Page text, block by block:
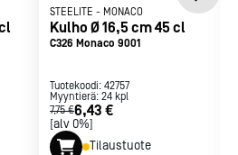
STEELITE - MONACO
Kulho Ø 16,5 cm 45 cl
C326 Monaco 9001
Tuotekoodi: 42757
Myyntierä: 24 kpl
7,75 €6,43 €
[alv 0%]
Tilaustuote